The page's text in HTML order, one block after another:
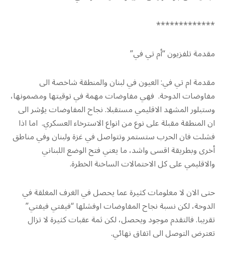
*************
مقدمة تلفزيون “أم تي في”
مقدمة ام تي في: العيون في لبنان والمنطقة شاخصة الى
مفاوضات الدوحة. فهي مفاوضات مهمة في توقيتها ومضمونها،
وستبلور المشهد الاقليمي مستقبلا. نجاح المفاوضات يؤشر الى
ان المنطقة مقبلة على نوع من انواع الاسترخاء العسكري. اما اذا
فشلت فان الحرب ستستمر وتتواصل في غزة ولبنان وفي مناطق
أخرى وبطريقة اقسى واشد، ما يعني فتح الوضع اللبناني
والاقليمي على كل الاحتمالات الساخنة الخطرة.
حتى الان لا معلومات كثيرة عما يحصل في الغرف المغلقة في
الدوحة، لكن نسبة نجاح المفاوضات اوفشلها “فيفتي فيفتي”
تقريبا. فالتقدم موجود ويحصل، لكن ثمة عقبات كثيرة لا تزال
تعترض التوصل الى اتفاق نهائي.